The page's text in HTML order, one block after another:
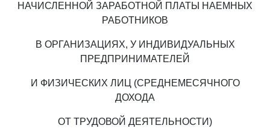
НАЧИСЛЕННОЙ ЗАРАБОТНОЙ ПЛАТЫ НАЕМНЫХ
РАБОТНИКОВ
В ОРГАНИЗАЦИЯХ, У ИНДИВИДУАЛЬНЫХ
ПРЕДПРИНИМАТЕЛЕЙ
И ФИЗИЧЕСКИХ ЛИЦ (СРЕДНЕМЕСЯЧНОГО
ДОХОДА
ОТ ТРУДОВОЙ ДЕЯТЕЛЬНОСТИ)